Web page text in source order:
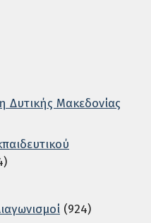
Δυτικής Μακεδονίας
(924)